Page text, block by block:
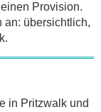
Provision.
an: übersichtlich,
in Pritzwalk und